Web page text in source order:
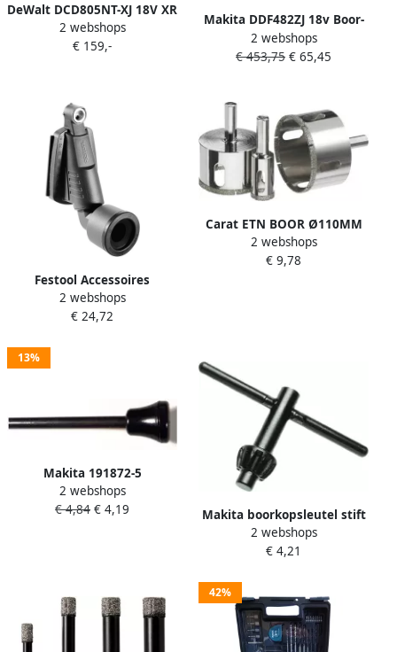
DeWalt DCD805NT-XJ 18V XR
G3 Compacte Schroef-
klopboormachine in TSTAK |
2 webshops
€ 159,-
Makita DDF482ZJ 18v Boor-
schroefmachine | zonder
accu&apos;s en lader in M-
2 webshops
€ 453,75 € 65,45
Festool Accessoires
Boorstof-mondstuk D 27-
BSD 500483
2 webshops
€ 24,72
Carat ETN BOOR Ø110MM
VOOR (ACCU)
BOORMACHINE ETN1100000
2 webshops
€ 9,78
13%
Makita 191872-5
Diepteaanslag boormachine
| Mtools
2 webshops
€ 4,84 € 4,19
Makita boorkopsleutel stift
6.5mm v. boormachines met
snoer
2 webshops
€ 4,21
42%